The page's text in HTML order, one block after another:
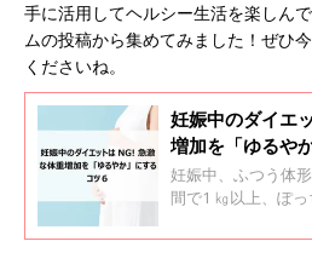
手に活用してヘルシー生活を楽しん
ムの投稿から集めてみました！ぜひ
くださいね。
妊娠中のダイエ
増加を「ゆるや
妊娠中、ふつう体
間で1 ㎏以上、ぽ
液中の水分量が増